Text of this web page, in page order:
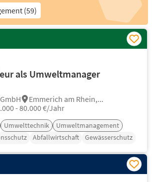
(59)
als Umweltmanager
Emmerich am Rhein,...
- 80.000 €/Jahr
Umwelttechnik
Umweltmanagement
Abfallwirtschaft Gewässerschutz